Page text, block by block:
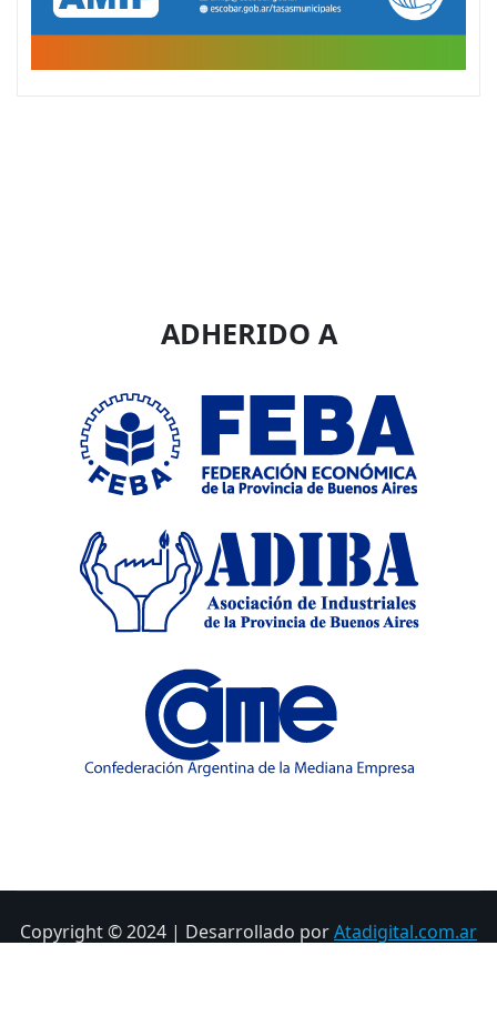
ADHERIDO A
Copyright © 2024 | Desarrollado porAtadigital.com.ar